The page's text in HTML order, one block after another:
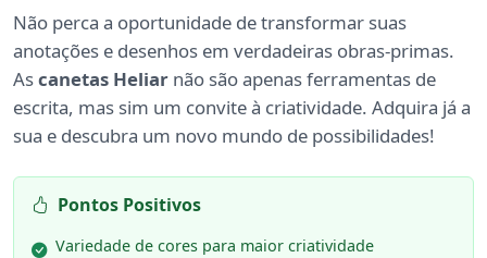
Não perca a oportunidade de transformar suas
anotações e desenhos em verdadeiras obras-primas.
Ascanetas Heliar não são apenas ferramentas de
escrita, mas sim um convite à criatividade. Adquira já a
sua e descubra um novo mundo de possibilidades!
Pontos Positivos
Variedade de cores para maior criatividade